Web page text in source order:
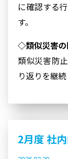
に確認する
す。
◇類似災害の
類似災害防
り返りを継続
2月度 社